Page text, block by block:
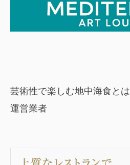
芸術性で楽しむ地中海食とは
運営業者